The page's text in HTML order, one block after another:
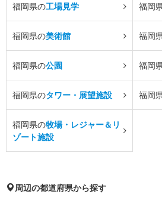
福岡県の工場見学 福岡
福岡県の美術館 福岡
福岡県の公園 福岡
福岡県のタワー・展望施設 福岡
福岡県の牧場・レジャー＆リ
ゾート施設
周辺の都道府県から探す